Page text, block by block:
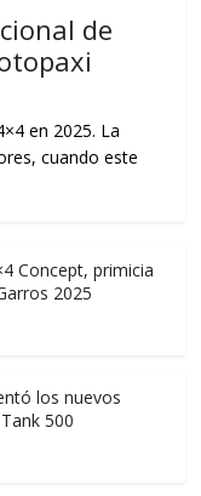
de
en 2025. La
cuando este
Concept, primicia
2025
los nuevos
500